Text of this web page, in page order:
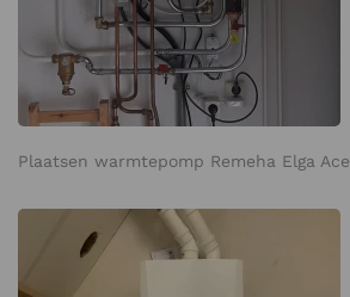
Plaatsen warmtepomp Remeha Elga Ace